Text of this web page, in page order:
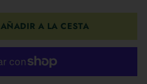
AÑADIR A LA CESTA